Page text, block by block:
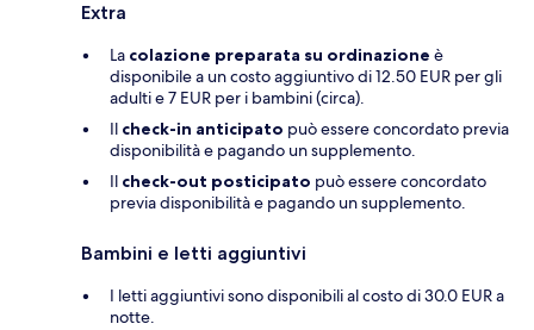
Extra
La colazione preparata su ordinazione è
disponibile a un costo aggiuntivo di 12.50 EUR per gli
adulti e 7 EUR per i bambini (circa).
Il check-in anticipato può essere concordato previa
disponibilità e pagando un supplemento.
Il check-out posticipato può essere concordato
previa disponibilità e pagando un supplemento.
Bambini e letti aggiuntivi
I letti aggiuntivi sono disponibili al costo di 30.0 EUR a
notte.